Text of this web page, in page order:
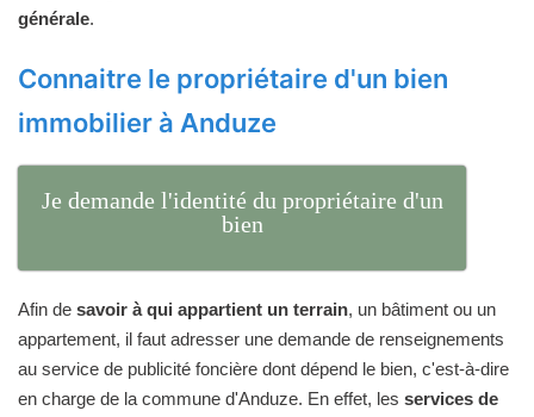
générale.
Connaitre le propriétaire d'un bien
immobilier à Anduze
Je demande l'identité du propriétaire d'un
bien
Afin de savoir à qui appartient un terrain, un bâtiment ou un
appartement, il faut adresser une demande de renseignements
au service de publicité foncière dont dépend le bien, c'est-à-dire
en charge de la commune d'Anduze. En effet, les services de